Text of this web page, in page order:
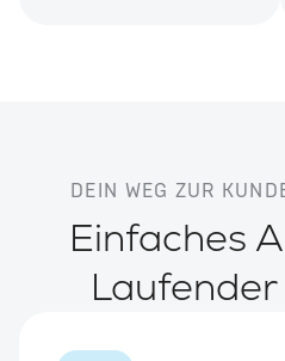
DEIN WEG ZUR
Einfaches